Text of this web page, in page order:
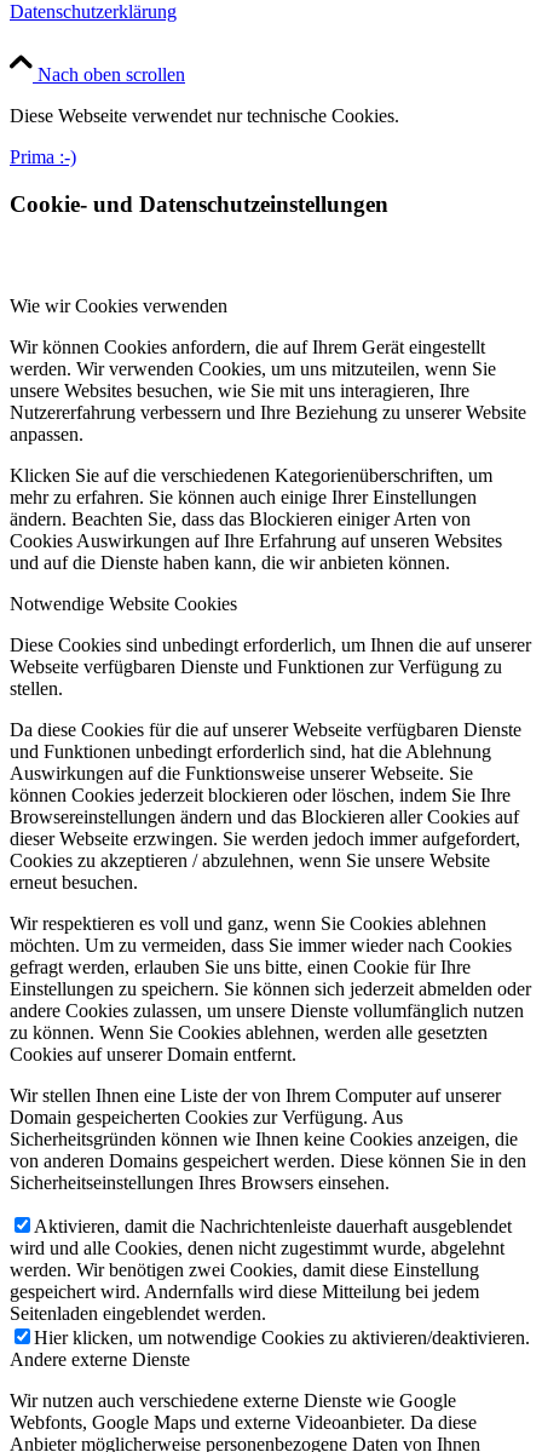
Datenschutzerklärung
Nach oben scrollen
Diese Webseite verwendet nur technische Cookies.
Prima :-)
Cookie- und Datenschutzeinstellungen
Wie wir Cookies verwenden
Wir können Cookies anfordern, die auf Ihrem Gerät eingestellt
werden. Wir verwenden Cookies, um uns mitzuteilen, wenn Sie
unsere Websites besuchen, wie Sie mit uns interagieren, Ihre
Nutzererfahrung verbessern und Ihre Beziehung zu unserer Website
anpassen.
Klicken Sie auf die verschiedenen Kategorienüberschriften, um
mehr zu erfahren. Sie können auch einige Ihrer Einstellungen
ändern. Beachten Sie, dass das Blockieren einiger Arten von
Cookies Auswirkungen auf Ihre Erfahrung auf unseren Websites
und auf die Dienste haben kann, die wir anbieten können.
Notwendige Website Cookies
Diese Cookies sind unbedingt erforderlich, um Ihnen die auf unserer
Webseite verfügbaren Dienste und Funktionen zur Verfügung zu
stellen.
Da diese Cookies für die auf unserer Webseite verfügbaren Dienste
und Funktionen unbedingt erforderlich sind, hat die Ablehnung
Auswirkungen auf die Funktionsweise unserer Webseite. Sie
können Cookies jederzeit blockieren oder löschen, indem Sie Ihre
Browsereinstellungen ändern und das Blockieren aller Cookies auf
dieser Webseite erzwingen. Sie werden jedoch immer aufgefordert,
Cookies zu akzeptieren / abzulehnen, wenn Sie unsere Website
erneut besuchen.
Wir respektieren es voll und ganz, wenn Sie Cookies ablehnen
möchten. Um zu vermeiden, dass Sie immer wieder nach Cookies
gefragt werden, erlauben Sie uns bitte, einen Cookie für Ihre
Einstellungen zu speichern. Sie können sich jederzeit abmelden oder
andere Cookies zulassen, um unsere Dienste vollumfänglich nutzen
zu können. Wenn Sie Cookies ablehnen, werden alle gesetzten
Cookies auf unserer Domain entfernt.
Wir stellen Ihnen eine Liste der von Ihrem Computer auf unserer
Domain gespeicherten Cookies zur Verfügung. Aus
Sicherheitsgründen können wie Ihnen keine Cookies anzeigen, die
von anderen Domains gespeichert werden. Diese können Sie in den
Sicherheitseinstellungen Ihres Browsers einsehen.
Aktivieren, damit die Nachrichtenleiste dauerhaft ausgeblendet
wird und alle Cookies, denen nicht zugestimmt wurde, abgelehnt
werden. Wir benötigen zwei Cookies, damit diese Einstellung
gespeichert wird. Andernfalls wird diese Mitteilung bei jedem
Seitenladen eingeblendet werden.
Hier klicken, um notwendige Cookies zu aktivieren/deaktivieren.
Andere externe Dienste
Wir nutzen auch verschiedene externe Dienste wie Google
Webfonts, Google Maps und externe Videoanbieter. Da diese
Anbieter möglicherweise personenbezogene Daten von Ihnen